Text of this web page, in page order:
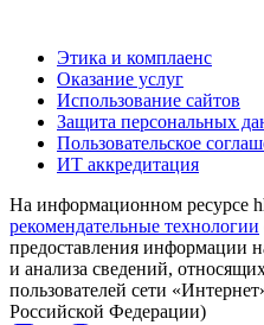
Этика и комплаенс
Оказание услуг
Использование сайтов
Защита персональных
Пользовательское
ИТ аккредитация
На информационном ресурсе
рекомендательные технологии
предоставления информации
и анализа сведений,
пользователей сети
Российской Федерации)